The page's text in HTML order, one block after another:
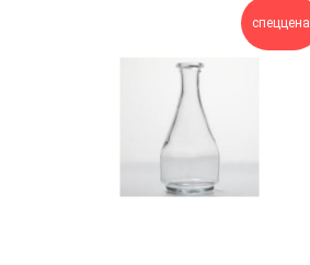
спеццена